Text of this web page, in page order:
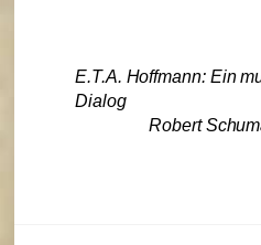
E.T.A. Hoffmann: Ein
Dialog
Robert